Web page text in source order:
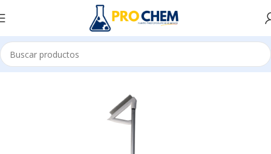
LIMPIEZA CEPILLOS PROFESIONAL Y CODIGO DE COLORES